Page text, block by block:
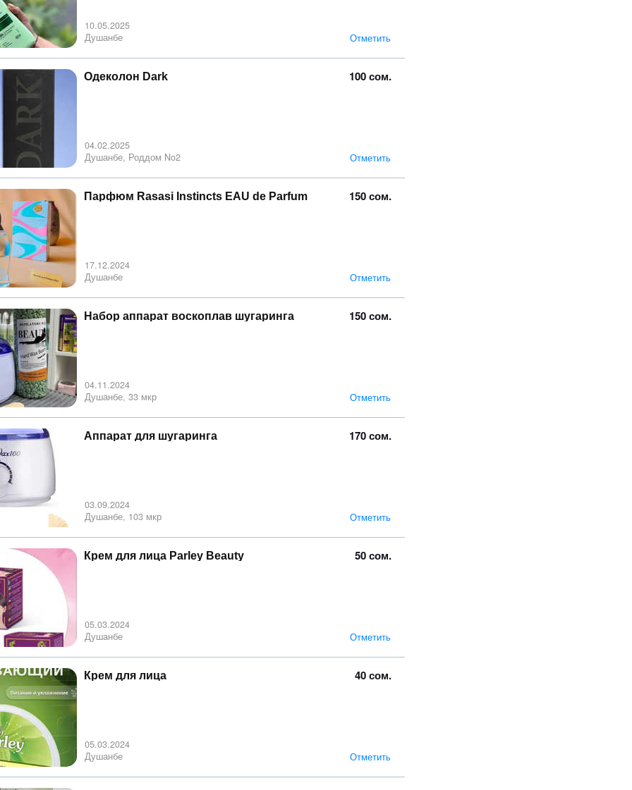
10.05.2025
Душанбе
Отметить
100 сом.
Одеколон Dark
04.02.2025
Душанбе, Роддом No2
Отметить
150 сом.
Парфюм Rasasi Instincts EAU de Parfum
17.12.2024
Душанбе
Отметить
150 сом.
Набор аппарат воскоплав шугаринга
04.11.2024
Душанбе, 33 мкр
Отметить
170 сом.
Аппарат для шугаринга
03.09.2024
Душанбе, 103 мкр
Отметить
50 сом.
Крем для лица Parley Beauty
05.03.2024
Душанбе
Отметить
40 сом.
Крем для лица
05.03.2024
Душанбе
Отметить